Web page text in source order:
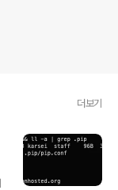
더보기